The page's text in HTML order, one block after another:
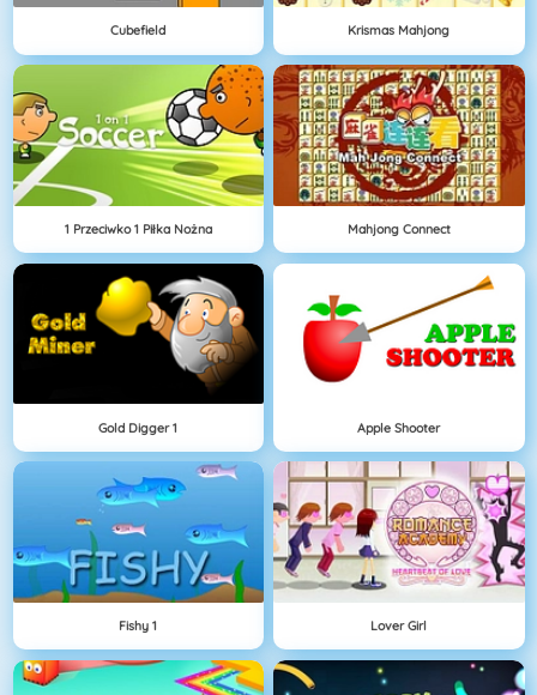
Cubefield Krismas Mahjong
1 Przeciwko 1 Piłka Nożna Mahjong Connect
Gold Digger 1 Apple Shooter
Fishy 1 Lover Girl